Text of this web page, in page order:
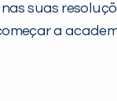
suas
a